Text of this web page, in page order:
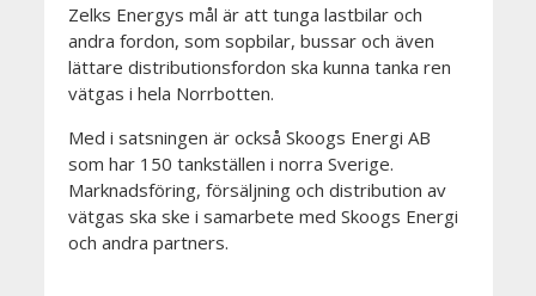
Zelks Energys mål är att tunga lastbilar och
andra fordon, som sopbilar, bussar och även
lättare distributionsfordon ska kunna tanka ren
vätgas i hela Norrbotten.
Med i satsningen är också Skoogs Energi AB
som har 150 tankställen i norra Sverige.
Marknadsföring, försäljning och distribution av
vätgas ska ske i samarbete med Skoogs Energi
och andra partners.